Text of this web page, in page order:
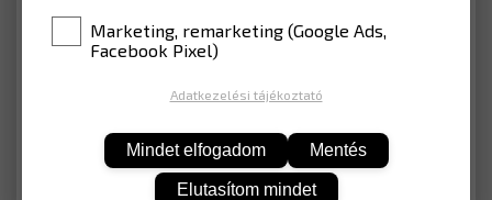
Marketing, remarketing (Google Ads,
Facebook Pixel)
Adatkezelési tájékoztató
Mindet elfogadom Mentés
Elutasítom mindet